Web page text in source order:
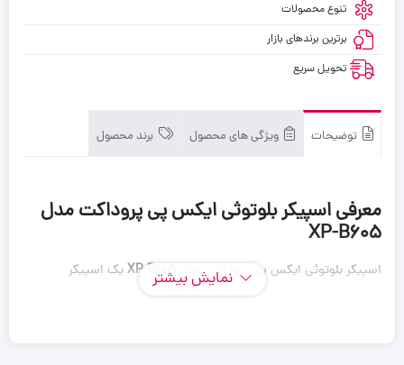
تنوع محصولات
برترین برندهای بازار
تحویل سریع
توضیحات ویژگی های محصول برند محصول
معرفی اسپیکر بلوتوثی ایکس پی پروداکت مدل
XP-B605
اسپیکر بلوتوثی ایکس پی پروداکت مدل XP-B605یک اسپیکر
نمایش بیشتر